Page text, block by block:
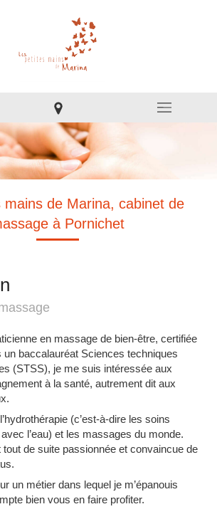
mains de Marina, cabinet de
à Pornichet
en massage de bien-être, certifiée
un baccalauréat Sciences techniques
(STSS), je me suis intéressée aux
à la santé, autrement dit aux
(c’est-à-dire les soins
l’eau) et les massages du monde.
tout de suite passionnée et convaincue de
un métier dans lequel je m’épanouis
bien vous en faire profiter.